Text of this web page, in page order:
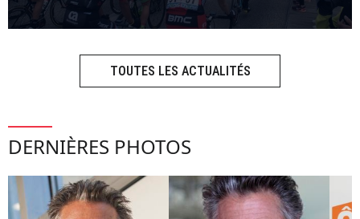
TOUTES LES ACTUALITÉS
DERNIÈRES PHOTOS